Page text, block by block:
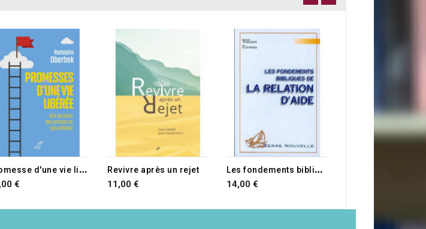
DE STOCK P
romesse d'une vie libérée
€
Revivre après un rejet
11,00 €
L
es fondements bibliques de la relation d'aide
14,00 €